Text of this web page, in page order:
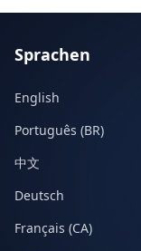
Sprachen
English
Português (BR)
中文
Deutsch
Français (CA)